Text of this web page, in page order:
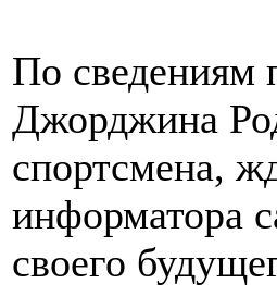
По сведениям
Джорджина
спортсмена,
информатора
своего